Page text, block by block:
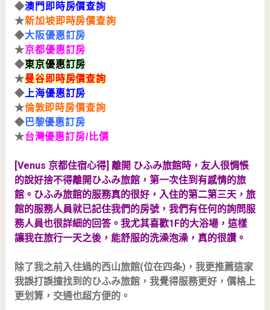
◆澳門即時房價查詢
★新加坡即時房價查詢
◆大阪優惠訂房
★京都優惠訂房
◆東京優惠訂房
★曼谷即時房價查詢
◆上海優惠訂房
★倫敦即時房價查詢
◆巴黎優惠訂房
★台灣優惠訂房/比價
[Venus 京都住宿心得] 離開 ひふみ旅館時，友人很惆悵
的說好捨不得離開ひふみ旅館，第一次住到有感情的旅
館。ひふみ旅館的服務真的很好，入住的第二第三天，旅
館的服務人員就已記住我們的房號，我們有任何的詢問服
務人員也很詳細的回答。我尤其喜歡1F的大浴場，這樣
讓我在旅行一天之後，能舒服的洗澡泡澡，真的很讚。
除了我之前入住過的西山旅館(位在四条)，我更推薦這家
我誤打誤撞找到的ひふみ旅館，我覺得服務更好，價格上
更划算，交通也超方便的。